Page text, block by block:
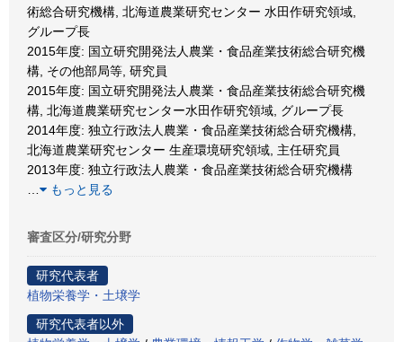
術総合研究機構, 北海道農業研究センター 水田作研究領域,
グループ長
2015年度: 国立研究開発法人農業・食品産業技術総合研究機
構, その他部局等, 研究員
2015年度: 国立研究開発法人農業・食品産業技術総合研究機
構, 北海道農業研究センター水田作研究領域, グループ長
2014年度: 独立行政法人農業・食品産業技術総合研究機構,
北海道農業研究センター 生産環境研究領域, 主任研究員
2013年度: 独立行政法人農業・食品産業技術総合研究機構
もっと見る
審査区分/研究分野
研究代表者
植物栄養学・土壌学
研究代表者以外